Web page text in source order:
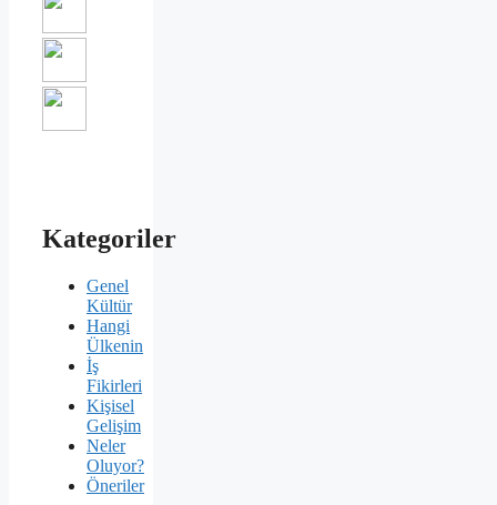
Kategoriler
Genel
Kültür
Hangi
Ülkenin
İş
Fikirleri
Kişisel
Gelişim
Neler
Oluyor?
Öneriler